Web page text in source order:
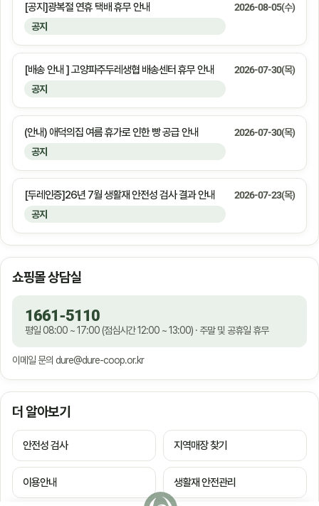
공지
[공지]광복절 연휴 택배 휴무 안내 2026-08-05(수)
공지
[배송 안내 ] 고양파주두레생협 배송센터 휴무 안내 2026-07-30(목)
공지
(안내) 애덕의집 여름 휴가로 인한 빵 공급 안내 2026-07-30(목)
공지
[두레인증]26년 7월 생활재 안전성 검사 결과 안내 2026-07-23(목)
쇼핑몰 상담실
1661-5110
평일 08:00 ~ 17:00 (점심시간 12:00 ~ 13:00) · 주말 및 공휴일 휴무
이메일 문의 dure@dure-coop.or.kr
더 알아보기
안전성 검사 지역매장 찾기
이용안내 생활재 안전관리